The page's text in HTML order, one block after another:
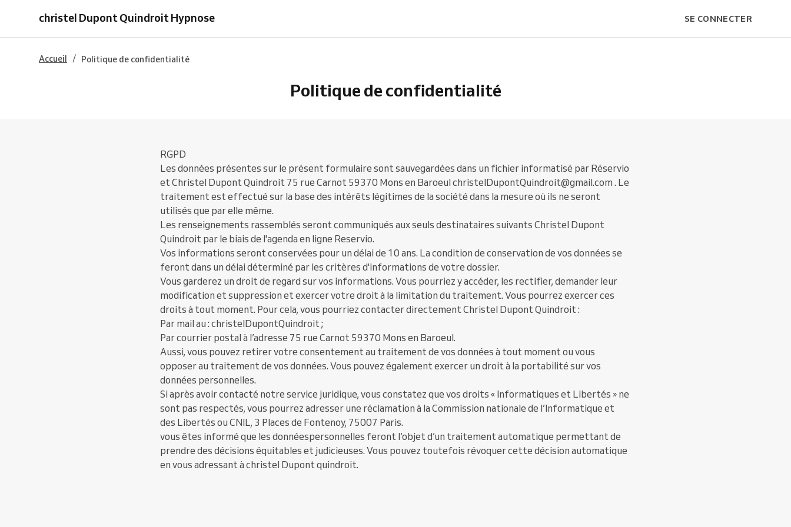
christel Dupont Quindroit Hypnose SE CONNECTER
Accueil / Politique de confidentialité
Politique de confidentialité
RGPD
Les données présentes sur le présent formulaire sont sauvegardées dans un fichier informatisé par Réservio
et Christel Dupont Quindroit 75 rue Carnot 59370 Mons en Baroeul christelDupontQuindroit@gmail.com . Le
traitement est effectué sur la base des intérêts légitimes de la société dans la mesure où ils ne seront
utilisés que par elle même.
Les renseignements rassemblés seront communiqués aux seuls destinataires suivants Christel Dupont
Quindroit par le biais de l'agenda en ligne Reservio.
Vos informations seront conservées pour un délai de 10 ans. La condition de conservation de vos données se
feront dans un délai déterminé par les critères d'informations de votre dossier.
Vous garderez un droit de regard sur vos informations. Vous pourriez y accéder, les rectifier, demander leur
modification et suppression et exercer votre droit à la limitation du traitement. Vous pourrez exercer ces
droits à tout moment. Pour cela, vous pourriez contacter directement Christel Dupont Quindroit :
Par mail au : christelDupontQuindroit ;
Par courrier postal à l’adresse 75 rue Carnot 59370 Mons en Baroeul.
Aussi, vous pouvez retirer votre consentement au traitement de vos données à tout moment ou vous
opposer au traitement de vos données. Vous pouvez également exercer un droit à la portabilité sur vos
données personnelles.
Si après avoir contacté notre service juridique, vous constatez que vos droits « Informatiques et Libertés » ne
sont pas respectés, vous pourrez adresser une réclamation à la Commission nationale de l’Informatique et
des Libertés ou CNIL, 3 Places de Fontenoy, 75007 Paris.
vous êtes informé que les donnéespersonnelles feront l’objet d’un traitement automatique permettant de
prendre des décisions équitables et judicieuses. Vous pouvez toutefois révoquer cette décision automatique
en vous adressant à christel Dupont quindroit.